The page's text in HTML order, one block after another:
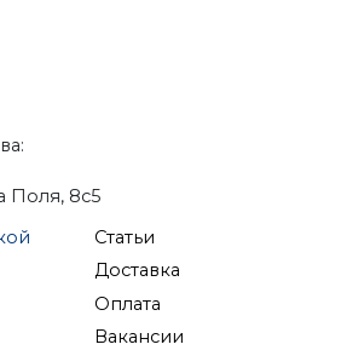
Поля, 8с5
Статьи
Доставка
Оплата
Вакансии